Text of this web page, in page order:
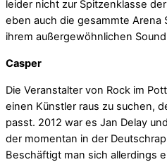
leider nicht zur Spitzenklasse
eben auch die gesammte Arena
ihrem außergewöhnlichen
Casper
Die Veranstalter von Rock im
einen Künstler raus zu suchen,
passt. 2012 war es Jan Delay
der momentan in der
Beschäftigt man sich allerdings